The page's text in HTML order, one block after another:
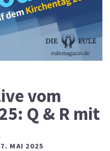
vom
Q & R mit
7. MAI 2025